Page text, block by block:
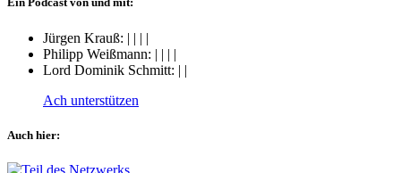
Jürgen Krauß: | | | |
Philipp Weißmann: | | | |
Lord Dominik Schmitt: | |
Ach unterstützen
Auch hier: